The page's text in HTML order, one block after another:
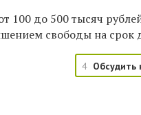
100 до 500 тысяч
свободы на срок
4 Обсудить